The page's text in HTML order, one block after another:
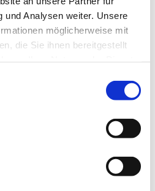
und Analysen weiter. Unsere
möglicherweise mit
die Sie ihnen bereitgestellt
Sie auch